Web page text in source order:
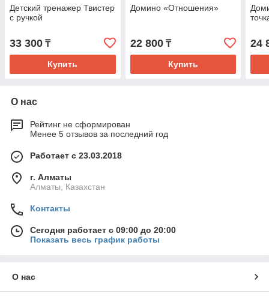
Детский тренажер Твистер
с ручкой
33 300 ₸
Купить
Домино «Отношения»
22 800₸
Купить
24
О нас
Рейтинг не сформирован
Менее 5 отзывов за последний год
Работает с 23.03.2018
г. Алматы
Алматы, Казахстан
Контакты
Сегодня работает с 09:00 до 20:00
Показать весь график работы
О нас